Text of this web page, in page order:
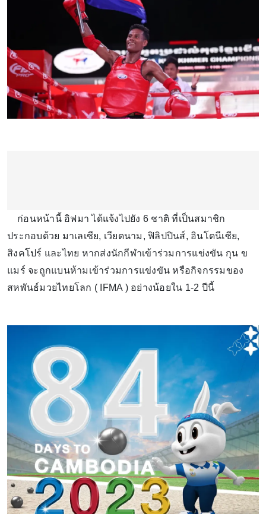
ก่อนหน้านี้ อิฟมา ได้แจ้งไปยัง 6 ชาติ ที่เป็นสมาชิก
ประกอบด้วย มาเลเซีย, เวียดนาม, ฟิลิปปินส์, อินโดนีเซีย,
สิงคโปร์ และไทย หากส่งนักกีฬาเข้าร่วมการแข่งขัน กุน ข
แมร์ จะถูกแบนห้ามเข้าร่วมการแข่งขัน หรือกิจกรรมของ
สหพันธ์มวยไทยโลก ( IFMA ) อย่างน้อยใน 1-2 ปีนี้